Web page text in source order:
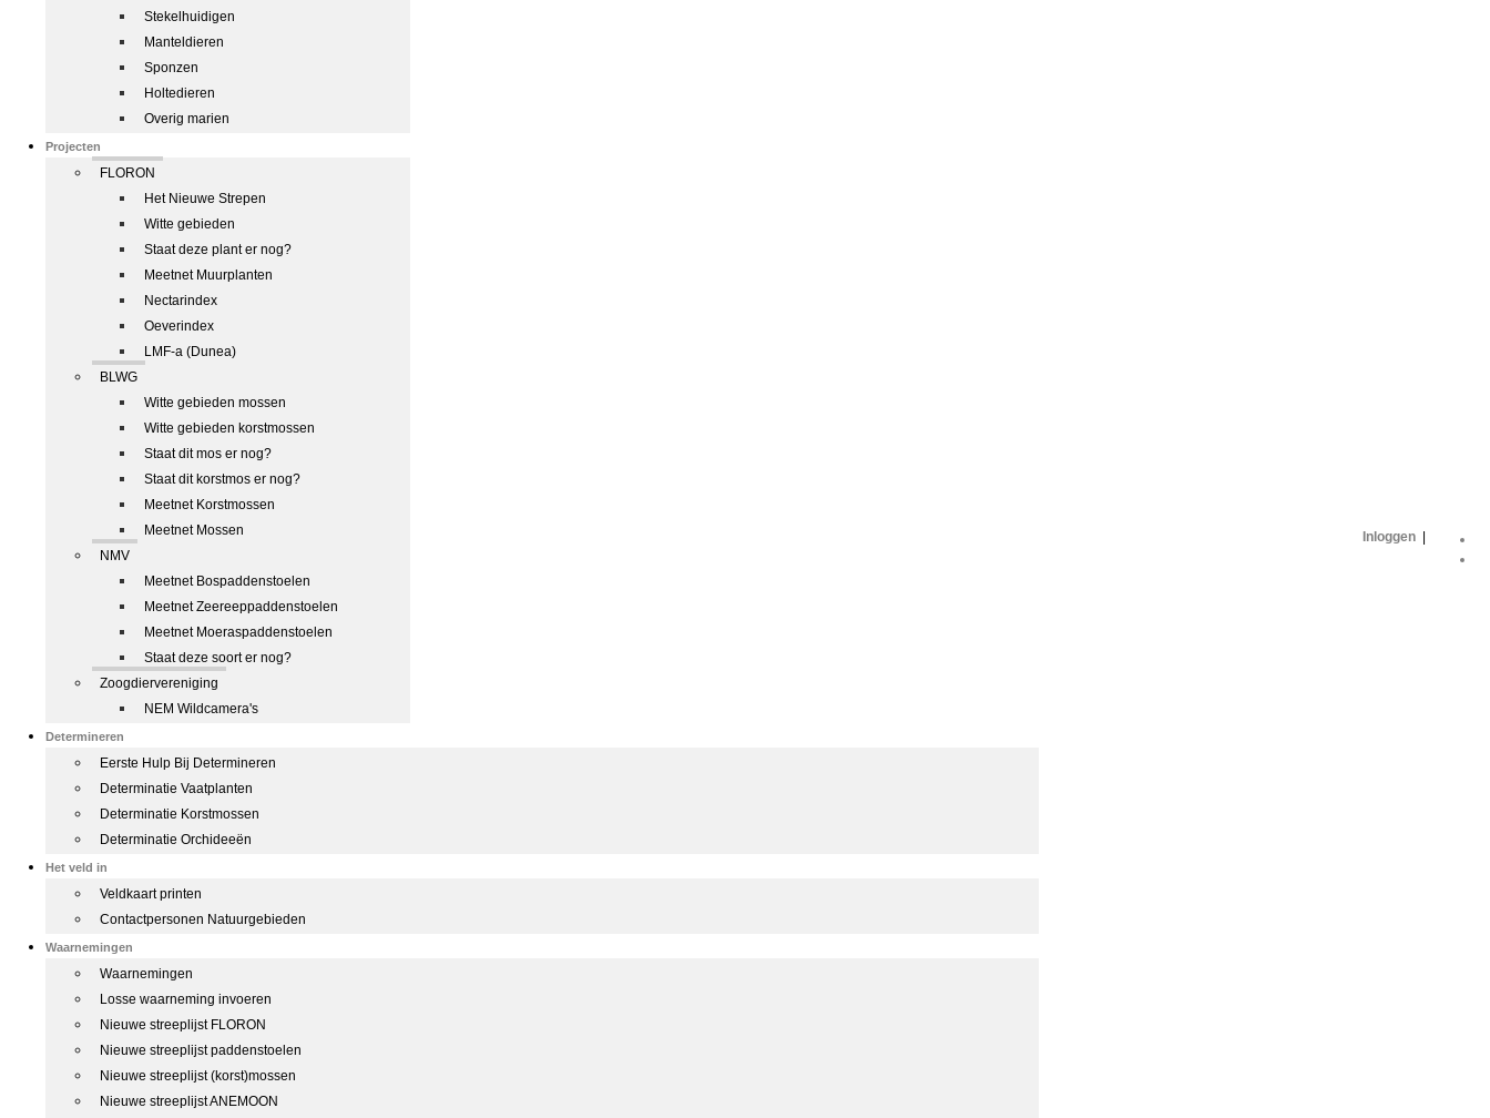
Stekelhuidigen
Manteldieren
Sponzen
Holtedieren
Overig marien
Projecten
FLORON
Het Nieuwe Strepen
Witte gebieden
Staat deze plant er nog?
Meetnet Muurplanten
Nectarindex
Oeverindex
LMF-a (Dunea)
BLWG
Witte gebieden mossen
Witte gebieden korstmossen
Staat dit mos er nog?
Staat dit korstmos er nog?
Meetnet Korstmossen
Meetnet Mossen
NMV
Meetnet Bospaddenstoelen
Meetnet Zeereeppaddenstoelen
Meetnet Moeraspaddenstoelen
Staat deze soort er nog?
Zoogdiervereniging
NEM Wildcamera's
Determineren
Eerste Hulp Bij Determineren
Determinatie Vaatplanten
Determinatie Korstmossen
Determinatie Orchideeën
Het veld in
Veldkaart printen
Contactpersonen Natuurgebieden
Waarnemingen
Waarnemingen
Losse waarneming invoeren
Nieuwe streeplijst FLORON
Nieuwe streeplijst paddenstoelen
Nieuwe streeplijst (korst)mossen
Nieuwe streeplijst ANEMOON
Inloggen